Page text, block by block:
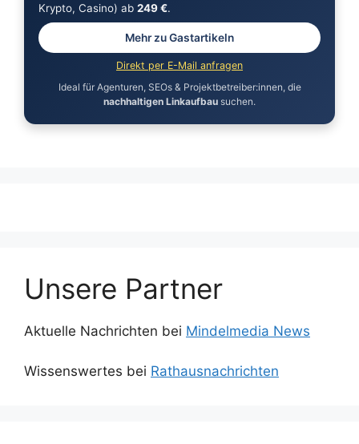
Krypto, Casino) ab 249 €.
Mehr zu Gastartikeln
Direkt per E-Mail anfragen
Ideal für Agenturen, SEOs & Projektbetreiber:innen, die
nachhaltigen Linkaufbau suchen.
Unsere Partner
Aktuelle Nachrichten bei Mindelmedia News
Wissenswertes bei Rathausnachrichten